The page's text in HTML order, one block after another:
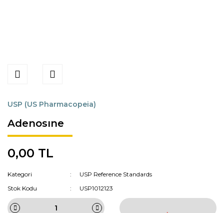
USP (US Pharmacopeia)
Adenosıne
0,00 TL
Kategori
USP Reference Standards
Stok Kodu
USP1012123